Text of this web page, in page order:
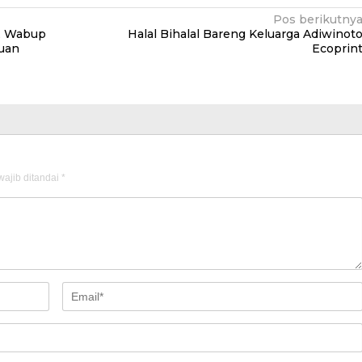
Wabup
Pos berikutnya
Halal Bihalal Bareng Keluarga Adiwinoto
Ecoprint
ditandai *